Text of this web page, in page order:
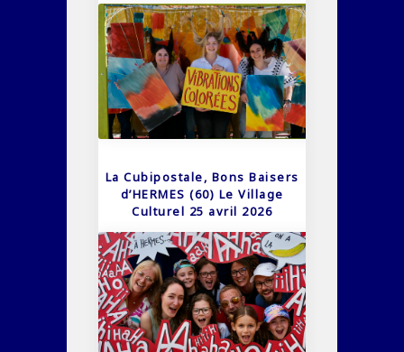
La Cubipostale, Bons Baisers
d’HERMES (60) Le Village
Culturel 25 avril 2026